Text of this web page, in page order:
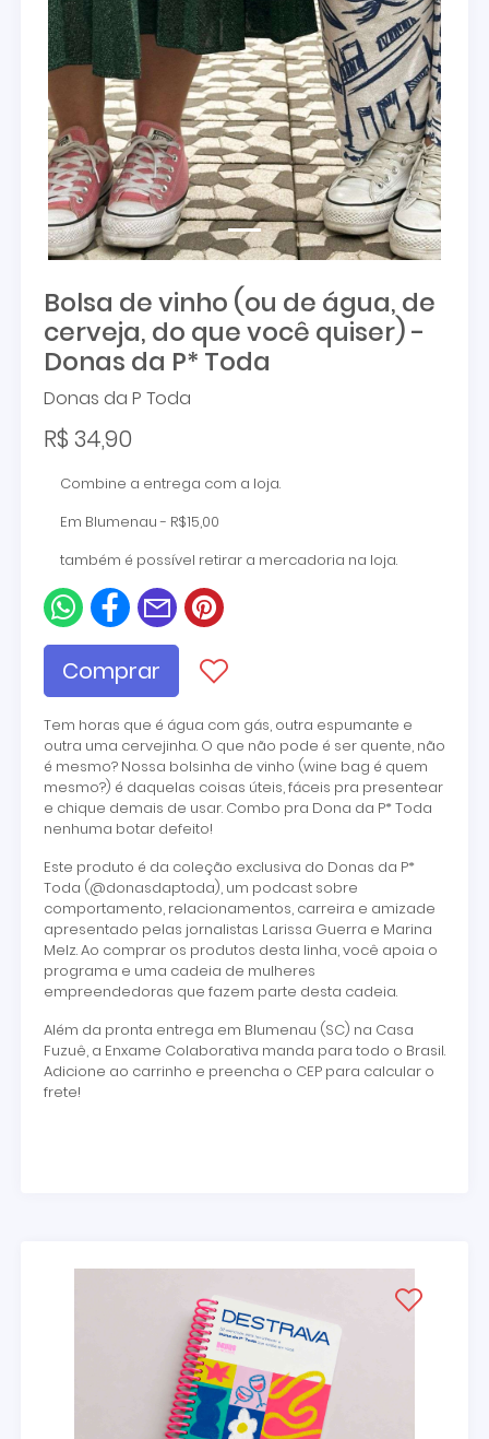
Bolsa de vinho (ou de água, de
cerveja, do que você quiser) -
Donas da P* Toda
Donas da P Toda
R$ 34,90
Combine a entrega com a loja.
Em Blumenau - R$15,00
também é possível retirar a mercadoria na loja.
Comprar
Tem horas que é água com gás, outra espumante e
outra uma cervejinha. O que não pode é ser quente, não
é mesmo? Nossa bolsinha de vinho (wine bag é quem
mesmo?) é daquelas coisas úteis, fáceis pra presentear
e chique demais de usar. Combo pra Dona da P* Toda
nenhuma botar defeito!
Este produto é da coleção exclusiva do Donas da P*
Toda (@donasdaptoda), um podcast sobre
comportamento, relacionamentos, carreira e amizade
apresentado pelas jornalistas Larissa Guerra e Marina
Melz. Ao comprar os produtos desta linha, você apoia o
programa e uma cadeia de mulheres
empreendedoras que fazem parte desta cadeia.
Além da pronta entrega em Blumenau (SC) na Casa
Fuzuê, a Enxame Colaborativa manda para todo o Brasil.
Adicione ao carrinho e preencha o CEP para calcular o
frete!